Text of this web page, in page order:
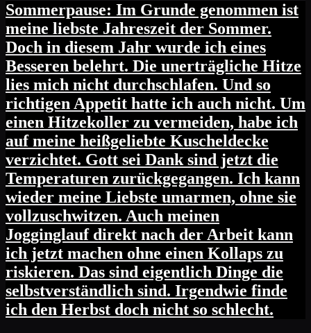
Sommerpause: Im Grunde genommen ist
meine liebste Jahreszeit der Sommer.
Doch in diesem Jahr wurde ich eines
Besseren belehrt. Die unerträgliche Hitze
lies mich nicht durchschlafen. Und so
richtigen Appetit hatte ich auch nicht. Um
einen Hitzekoller zu vermeiden, habe ich
auf meine heißgeliebte Kuscheldecke
verzichtet. Gott sei Dank sind jetzt die
Temperaturen zurückgegangen. Ich kann
wieder meine Liebste umarmen, ohne sie
vollzuschwitzen. Auch meinen
Jogginglauf direkt nach der Arbeit kann
ich jetzt machen ohne einen Kollaps zu
riskieren. Das sind eigentlich Dinge die
selbstverständlich sind. Irgendwie finde
ich den Herbst doch nicht so schlecht.